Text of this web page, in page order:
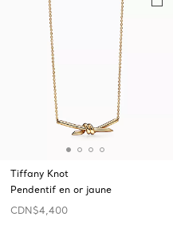
Tiffany Knot
Pendentif en or jaune
CDN$4,400